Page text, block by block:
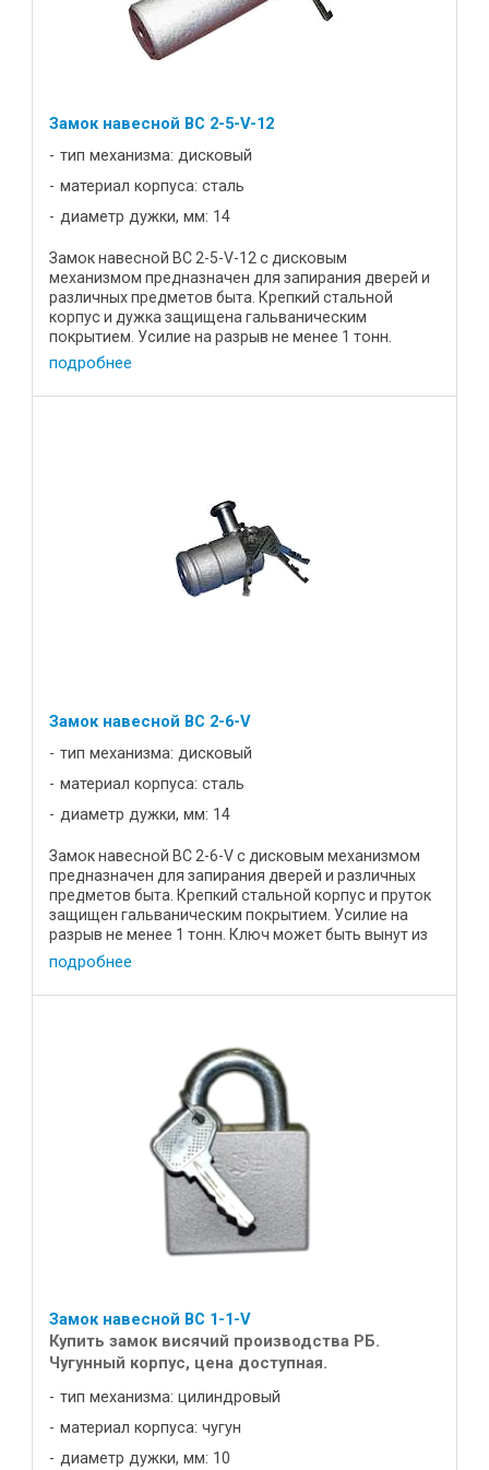
Замок навесной BC 2-5-V-12
тип механизма: дисковый
материал корпуса: сталь
диаметр дужки, мм: 14
Замок навесной ВС 2-5-V-12 с дисковым
механизмом предназначен для запирания дверей и
различных предметов быта. Крепкий стальной
корпус и дужка защищена гальваническим
покрытием. Усилие на разрыв не менее 1 тонн.
Характеристики: Цена, р 19,5 Диаметр ...
подробнее
Замок навесной BC 2-6-V
тип механизма: дисковый
материал корпуса: сталь
диаметр дужки, мм: 14
Замок навесной ВС 2-6-V с дисковым механизмом
предназначен для запирания дверей и различных
предметов быта. Крепкий стальной корпус и пруток
защищен гальваническим покрытием. Усилие на
разрыв не менее 1 тонн. Ключ может быть вынут из
замка только в ...
подробнее
Замок навесной ВС 1-1-V
Купить замок висячий производства РБ.
Чугунный корпус, цена доступная.
тип механизма: цилиндровый
материал корпуса: чугун
диаметр дужки, мм: 10